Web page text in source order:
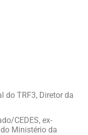
do TRF3, Diretor da
CEDES, ex-
Ministério da